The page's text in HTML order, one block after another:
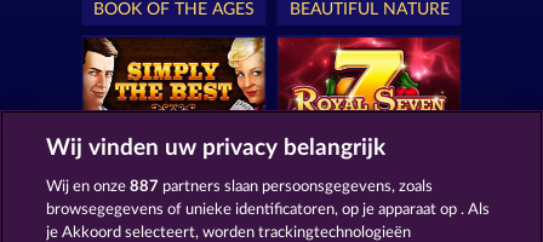
BOOK OF THE AGES BEAUTIFUL NATURE
SIMPLY THE BEST ROYAL SEVEN
Wij vinden uw privacy belangrijk
Wij en onze887 partners slaan persoonsgegevens, zoals
browsegegevens of unieke identificatoren, op je apparaat op . Als
je Akkoord selecteert, worden trackingtechnologieën